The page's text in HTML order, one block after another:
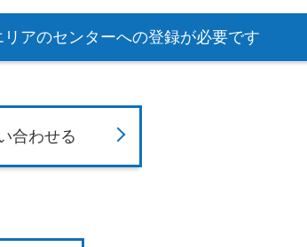
アのセンターへの登録が必要です
合わせる